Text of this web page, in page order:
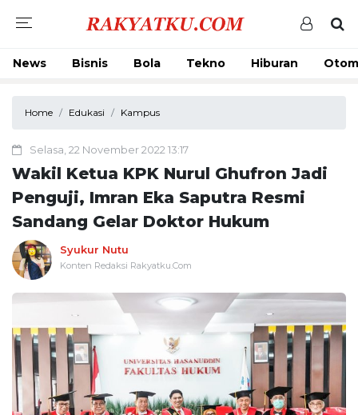
News Bisnis Bola Tekno Hiburan
Home Edukasi Kampus
Selasa, 22 November 2022 13:17
Wakil Ketua KPK Nurul Ghufron Jadi
Penguji, Imran Eka Saputra Resmi
Sandang Gelar Doktor Hukum
Syukur Nutu
Konten Redaksi Rakyatku.Com